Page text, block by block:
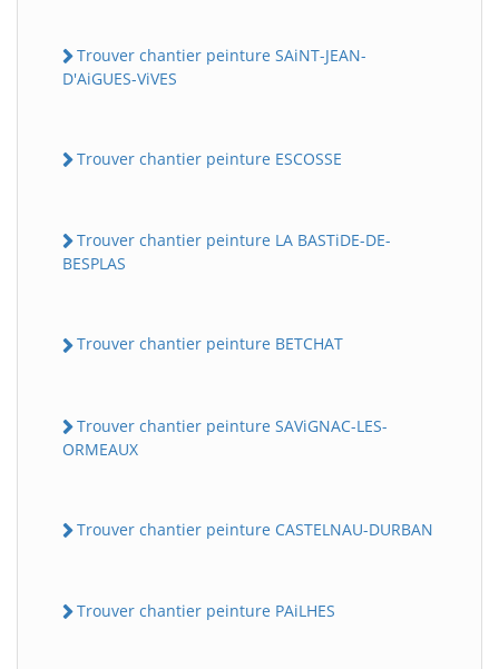
Trouver chantier peinture SAiNT-JEAN-
D'AiGUES-ViVES
Trouver chantier peinture ESCOSSE
Trouver chantier peinture LA BASTiDE-DE-
BESPLAS
Trouver chantier peinture BETCHAT
Trouver chantier peinture SAViGNAC-LES-
ORMEAUX
Trouver chantier peinture CASTELNAU-DURBAN
Trouver chantier peinture PAiLHES